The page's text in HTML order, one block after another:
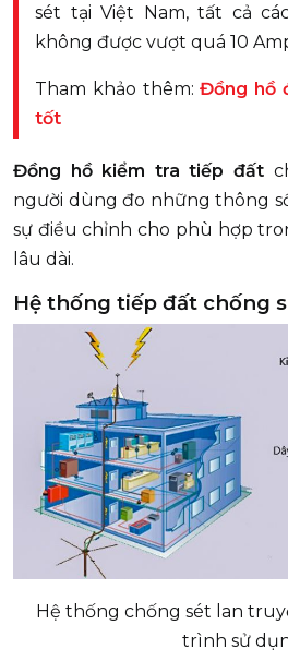
sét tại Việt Nam, tất cả
không được vượt quá 10
Tham khảo thêm:Đồng hồ
tốt
Đồng hồ kiểm tra tiếp đất
người dùng đo những thông
sự điều chỉnh cho phù hợp
lâu dài.
Hệ thống tiếp đất chống
Hệ thống chống sét lan
trình sử